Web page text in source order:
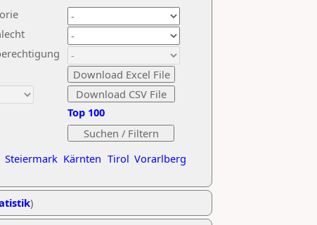
Steiermark Kärnten Tirol Vorarlberg
Top 100
)